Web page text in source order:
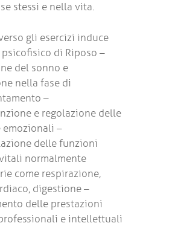
stessi e nella vita.
gli esercizi induce
di Riposo –
del sonno e
nella fase di
–
e regolazione delle
emozionali –
delle funzioni
normalmente
come respirazione,
digestione –
delle prestazioni
e intellettuali